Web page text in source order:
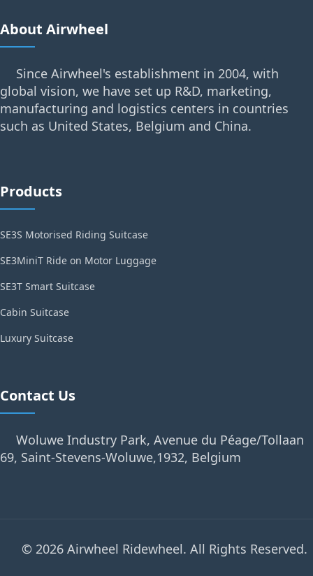
About Airwheel
Since Airwheel's establishment in 2004, with
global vision, we have set up R&D, marketing,
manufacturing and logistics centers in countries
such as United States, Belgium and China.
Products
SE3S Motorised Riding Suitcase
SE3MiniT Ride on Motor Luggage
SE3T Smart Suitcase
Cabin Suitcase
Luxury Suitcase
Contact Us
Woluwe Industry Park, Avenue du Péage/Tollaan
69, Saint-Stevens-Woluwe,1932, Belgium
© 2026 Airwheel Ridewheel. All Rights Reserved.